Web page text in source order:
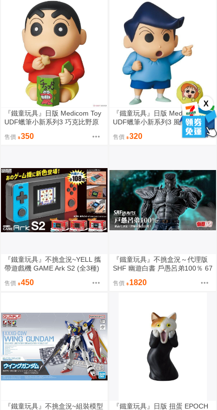
X
『鐵童玩具』日版 Medicom Toy
UDF蠟筆小新系列3 巧克比野原
售價 350
『鐵童玩具』日版 Medicom Toy
UDF蠟筆小新系列3 風間君 約7c
售價 320
『鐵童玩具』不挑盒況~YELL 攜
帶遊戲機 GAME Ark S2 (全3種)
售價 450
『鐵童玩具』不挑盒況～代理版
SHF 幽遊白書 戶愚呂弟100％ 67
售價 1820
『鐵童玩具』不挑盒況~組裝模型 『鐵童玩具』日版 扭蛋 EPOCH